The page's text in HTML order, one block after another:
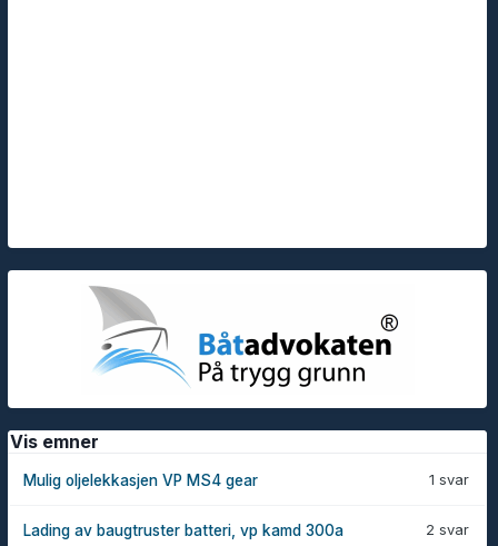
Vis emner
1 svar
Mulig oljelekkasjen VP MS4 gear
2 svar
Lading av baugtruster batteri, vp kamd 300a